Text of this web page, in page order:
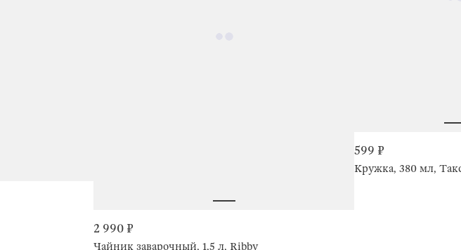
2 990 ₽
Чайник заварочный, 1,5 л, Ribby
599 ₽
Кружка, 380 мл,